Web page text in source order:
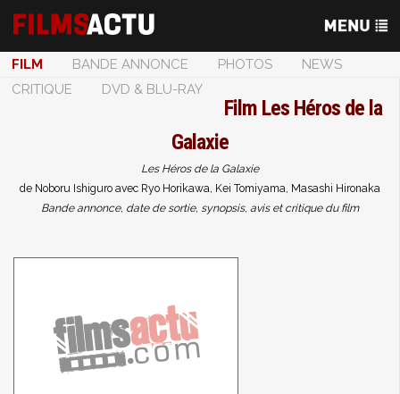
FILM BANDE ANNONCE PHOTOS
NEWS
CRITIQUE
DVD & BLU-RAY
Film Les Héros de la
Galaxie
Les Héros de la Galaxie
de Noboru Ishiguro avec Ryo Horikawa, Kei Tomiyama, Masashi Hironaka
Bande annonce, date de sortie, synopsis, avis et critique du film